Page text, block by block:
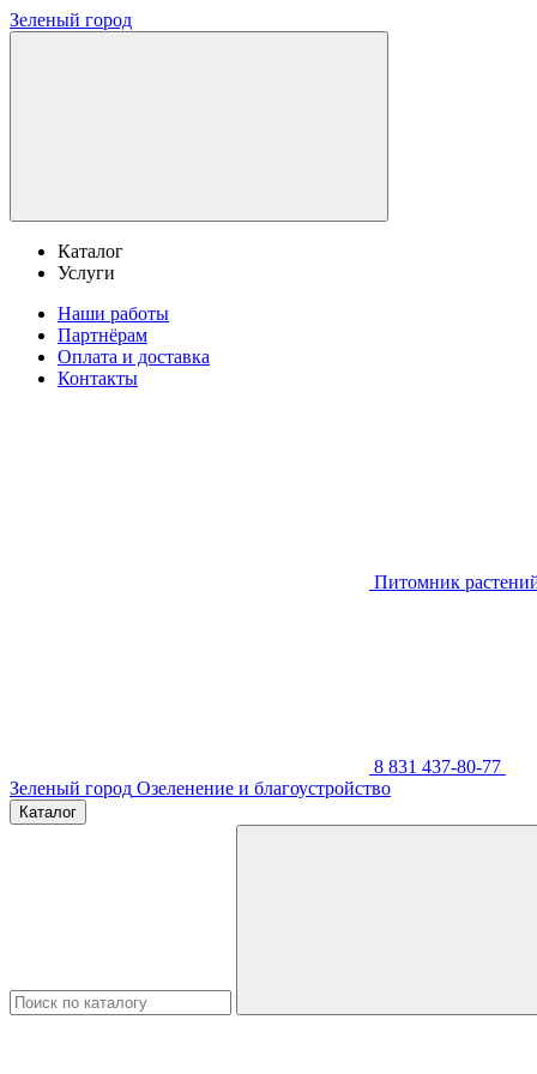
Зеленый город
Каталог
Услуги
Наши работы
Партнёрам
Оплата и доставка
Контакты
Питомник
8 831 437-80-77
Зеленый город Озеленение и благоустройство
Каталог